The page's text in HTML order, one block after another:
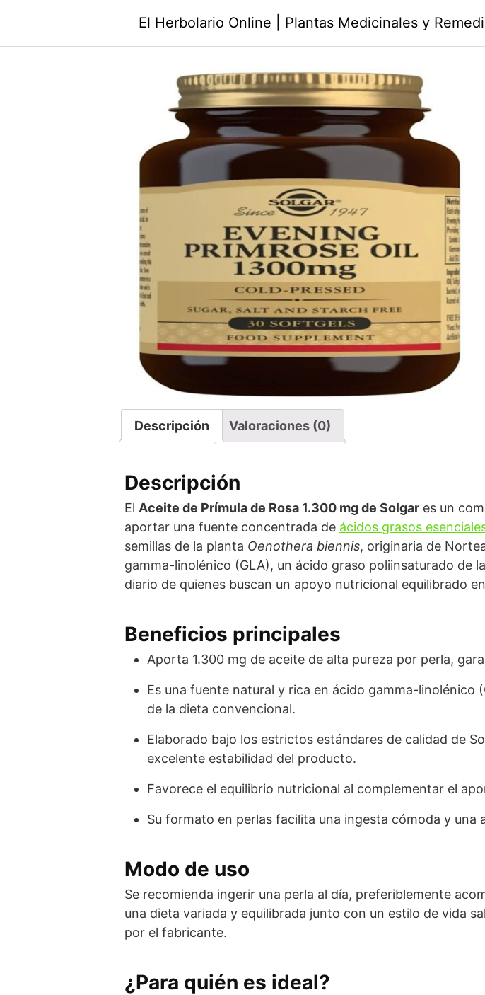
El Herbolario Online | Plantas Medicinales y
Descripción Valoraciones (0)
Descripción
El Aceite de Prímula de Rosa 1.300 mg de Solgar es un
aportar una fuente concentrada de ácidos grasos
semillas de la planta Oenothera biennis, originaria de
gamma-linolénico (GLA), un ácido graso poliinsaturado de
diario de quienes buscan un apoyo nutricional equilibrado
Beneficios principales
Aporta 1.300 mg de aceite de alta pureza por perla,
Es una fuente natural y rica en ácido gamma-
de la dieta convencional.
Elaborado bajo los estrictos estándares de calidad de
excelente estabilidad del producto.
Favorece el equilibrio nutricional al complementar el
Su formato en perlas facilita una ingesta cómoda y
Modo de uso
Se recomienda ingerir una perla al día, preferiblemente
una dieta variada y equilibrada junto con un estilo de vida
por el fabricante.
¿Para quién es ideal?